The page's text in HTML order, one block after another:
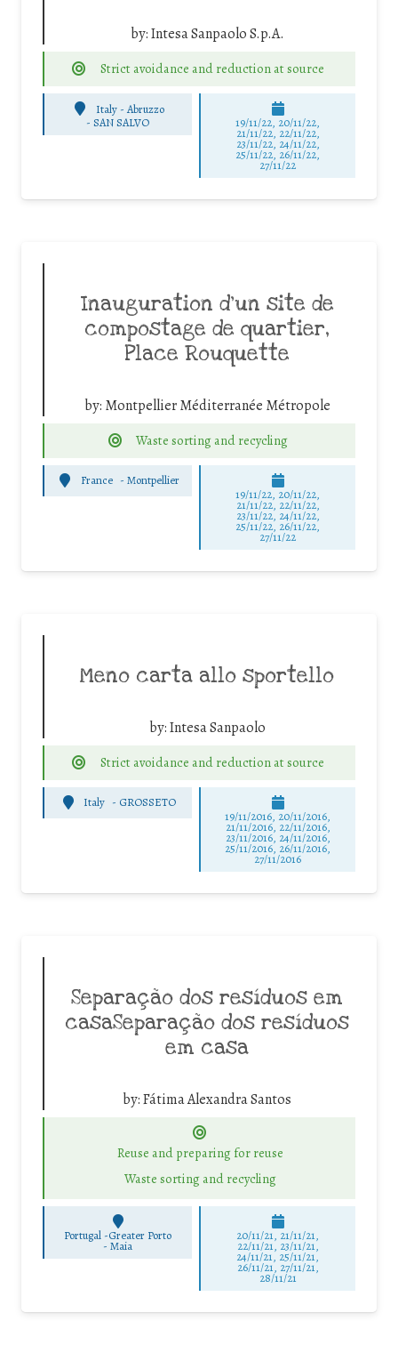
by:Intesa Sanpaolo S.p.A.
Strict avoidance and reduction at source
Italy - Abruzzo
-SAN SALVO 19/11/22, 20/11/22,
21/11/22, 22/11/22,
23/11/22, 24/11/22,
25/11/22, 26/11/22,
27/11/22
Inauguration d’un site de
compostage de quartier,
Place Rouquette
by: Montpellier Méditerranée Métropole
Waste sorting and recycling
France - Montpellier
19/11/22, 20/11/22,
21/11/22, 22/11/22,
23/11/22, 24/11/22,
25/11/22, 26/11/22,
27/11/22
Meno carta allo sportello
by:Intesa Sanpaolo
Strict avoidance and reduction at source
Italy - GROSSETO
19/11/2016, 20/11/2016,
21/11/2016, 22/11/2016,
23/11/2016, 24/11/2016,
25/11/2016, 26/11/2016,
27/11/2016
Separação dos resíduos em
casaSeparação dos resíduos
em casa
by:Fátima Alexandra Santos
Reuse and preparing for reuse
Waste sorting and recycling
Portugal -Greater Porto
-Maia
20/11/21, 21/11/21,
22/11/21, 23/11/21,
24/11/21, 25/11/21,
26/11/21, 27/11/21,
28/11/21